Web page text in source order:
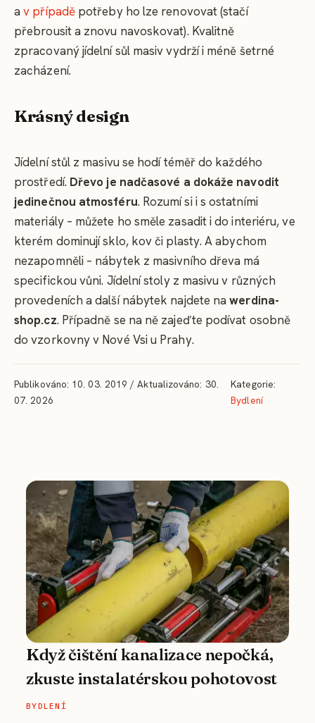
av případěpotřeby ho lze renovovat (stačí
přebrousit a znovu navoskovat). Kvalitně
zpracovaný jídelní sůl masiv vydrží i méně šetrné
zacházení.
Krásný design
Jídelní stůl z masivu se hodí téměř do každého
prostředí. Dřevo je nadčasové a dokáže navodit
jedinečnou atmosféru. Rozumí si i s ostatními
materiály – můžete ho směle zasadit i do interiéru, ve
kterém dominují sklo, kov či plasty. A abychom
nezapomněli – nábytek z masivního dřeva má
specifickou vůni. Jídelní stoly z masivu v různých
provedeních a další nábytek najdete nawerdina-
shop.cz. Případně se na ně zajeďte podívat osobně
do vzorkovny v Nové Vsi u Prahy.
Publikováno: 10. 03. 2019 / Aktualizováno: 30.
07. 2026
Kategorie:
Bydlení
Když čištění kanalizace nepočká,
zkuste instalatérskou pohotovost
BYDLENÍ